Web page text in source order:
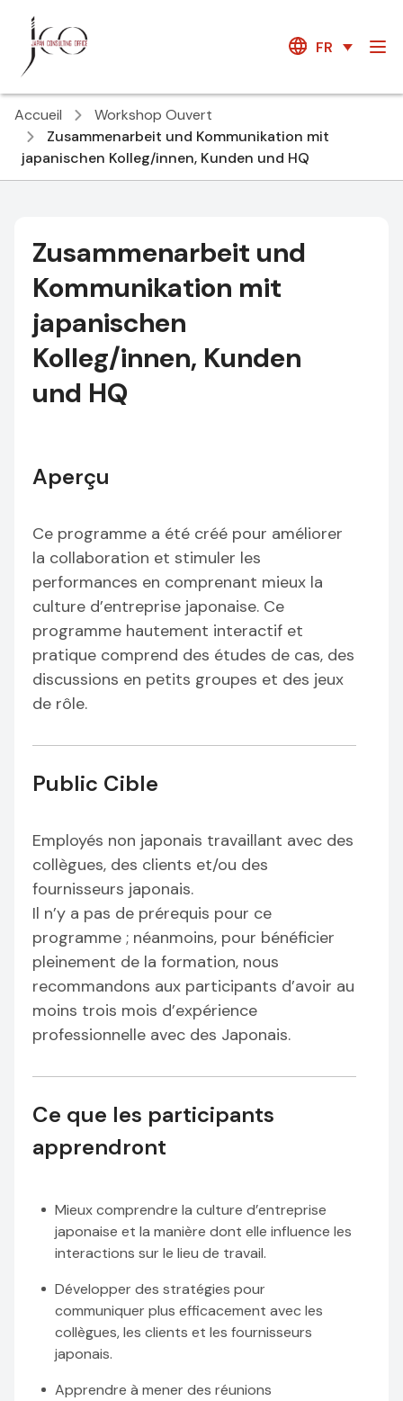
FR
Accueil
Workshop Ouvert
Zusammenarbeit und Kommunikation mit
japanischen Kolleg/innen, Kunden und HQ
Zusammenarbeit und
Kommunikation mit
japanischen
Kolleg/innen, Kunden
und HQ
Aperçu
Ce programme a été créé pour améliorer
la collaboration et stimuler les
performances en comprenant mieux la
culture d’entreprise japonaise. Ce
programme hautement interactif et
pratique comprend des études de cas, des
discussions en petits groupes et des jeux
de rôle.
Public Cible
Employés non japonais travaillant avec des
collègues, des clients et/ou des
fournisseurs japonais.
Il n’y a pas de prérequis pour ce
programme ; néanmoins, pour bénéficier
pleinement de la formation, nous
recommandons aux participants d’avoir au
moins trois mois d’expérience
professionnelle avec des Japonais.
Ce que les participants
apprendront
Mieux comprendre la culture d’entreprise
japonaise et la manière dont elle influence les
interactions sur le lieu de travail.
Développer des stratégies pour
communiquer plus efficacement avec les
collègues, les clients et les fournisseurs
japonais.
Apprendre à mener des réunions